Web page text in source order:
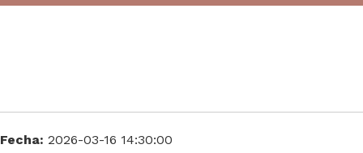
Fecha: 2026-03-16 14:30:00